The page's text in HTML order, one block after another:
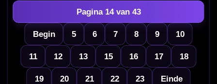
Begin 5 6 7 8 9 10
11 12 13
Pagina 14 van 43
15 16 17 18
19 20 21 22 23 Einde